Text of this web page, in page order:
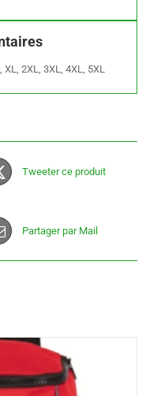
XL, 2XL, 3XL, 4XL, 5XL
Tweeter ce produit
Partager par Mail